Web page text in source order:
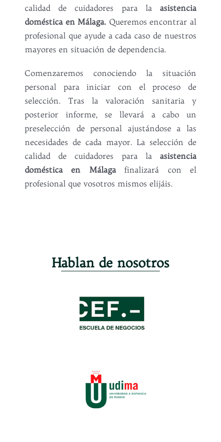
calidad de cuidadores para laasistencia
doméstica en Málaga. Queremos encontrar al
profesional que ayude a cada caso de nuestros
mayores en situación de dependencia.
Comenzaremos conociendo la situación
personal para iniciar con el proceso de
selección. Tras la valoración sanitaria y
posterior informe, se llevará a cabo un
preselección de personal ajustándose a las
necesidades de cada mayor. La selección de
calidad de cuidadores para laasistencia
doméstica en Málagafinalizará con el
profesional que vosotros mismos elijáis.
Hablan de nosotros